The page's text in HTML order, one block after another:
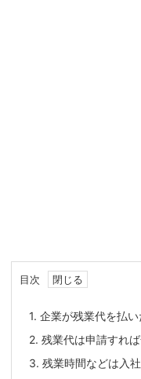
目次
1. 企業が残業代を払
2. 残業代は申請すれ
3. 残業時間などは入